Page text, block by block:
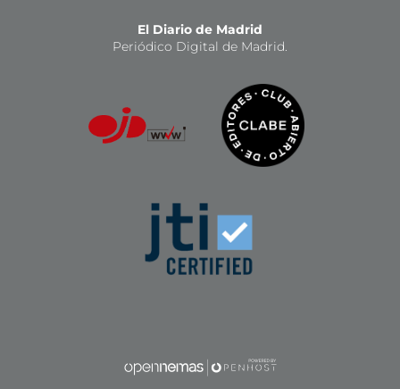
El Diario de Madrid
Periódico Digital de Madrid.